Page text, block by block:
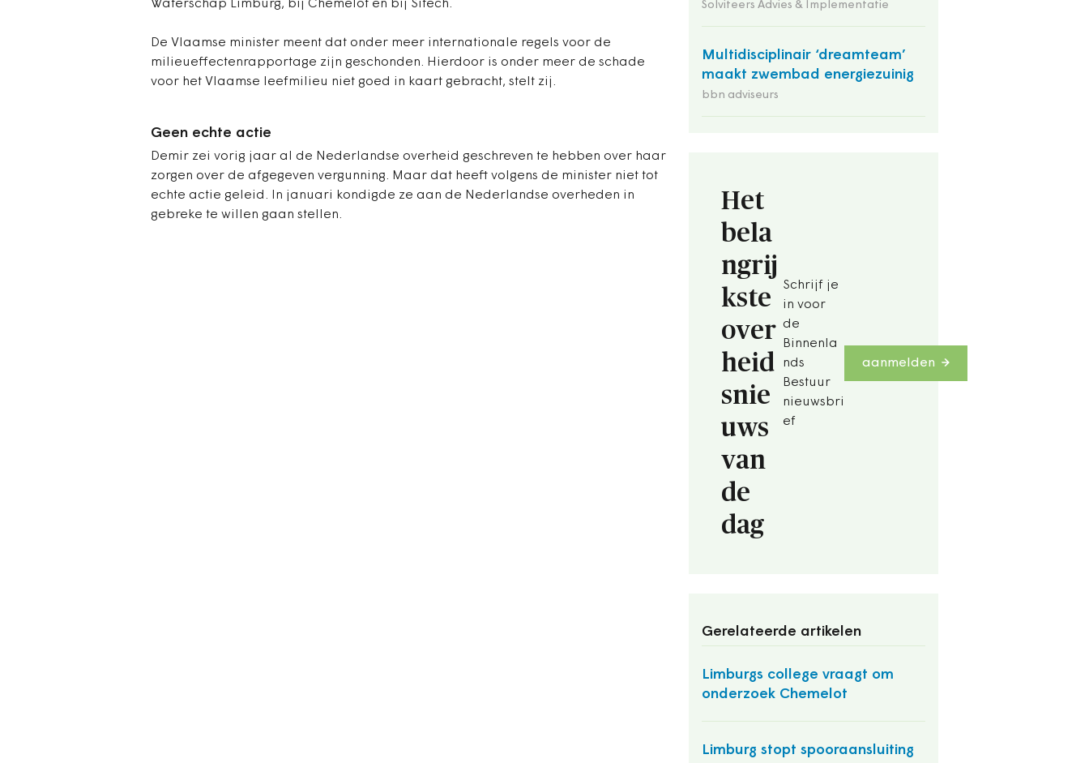
Waterschap Limburg, bij Chemelot en bij Sitech.
Solviteers Advies & Implementatie
Multidisciplinair ‘dreamteam’
maakt zwembad energiezuinig
bbn adviseurs
Het
bela
ngrij
kste
over
heid
snie
uws
van
de
dag
Schrijf je
in voor
de
Binnenla
nds
Bestuur
nieuwsbri
ef
aanmelden
Gerelateerde artikelen
Limburgs college vraagt om
onderzoek Chemelot
Limburg stopt spooraansluiting
De Vlaamse minister meent dat onder meer internationale regels voor de
milieueffectenrapportage zijn geschonden. Hierdoor is onder meer de schade
voor het Vlaamse leefmilieu niet goed in kaart gebracht, stelt zij.
Geen echte actie
Demir zei vorig jaar al de Nederlandse overheid geschreven te hebben over haar
zorgen over de afgegeven vergunning. Maar dat heeft volgens de minister niet tot
echte actie geleid. In januari kondigde ze aan de Nederlandse overheden in
gebreke te willen gaan stellen.